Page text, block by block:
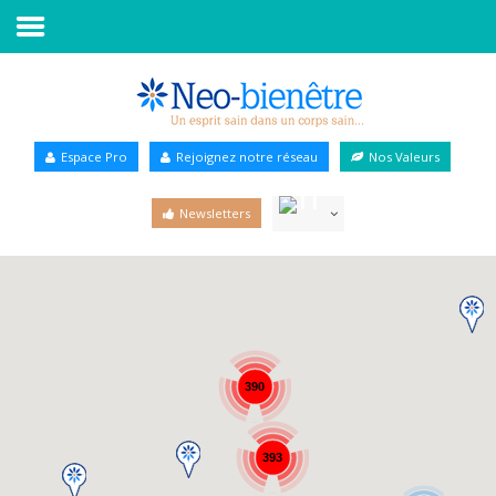
Annuaire Bien-être
Espace Pro Rejoignez notre réseau Nos Valeurs
Newsletters
390
393